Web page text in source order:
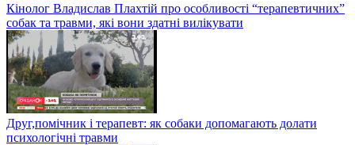
Кінолог Владислав Плахтій про особливості “терапевтичних”
собак та травми, які вони здатні вилікувати
Друг,помічник і терапевт: як собаки допомагають долати
психологічні травми